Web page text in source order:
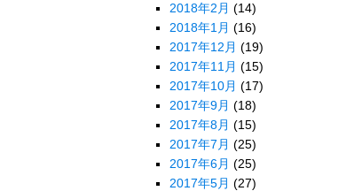
2018年2月 (14)
2018年1月 (16)
2017年12月 (19)
2017年11月 (15)
2017年10月 (17)
2017年9月 (18)
2017年8月 (15)
2017年7月 (25)
2017年6月 (25)
2017年5月 (27)